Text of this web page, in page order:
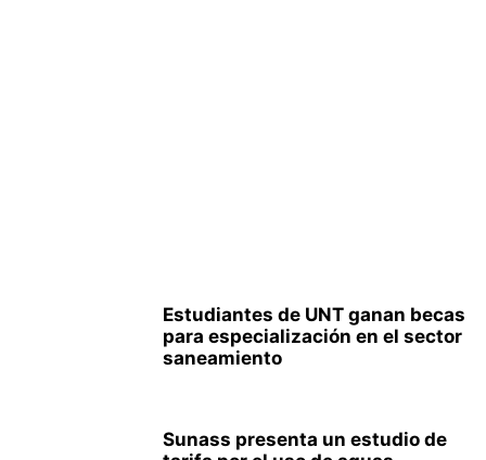
Estudiantes de UNT ganan becas
para especialización en el sector
saneamiento
Sunass presenta un estudio de